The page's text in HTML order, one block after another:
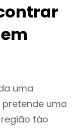
uma
uma
táo